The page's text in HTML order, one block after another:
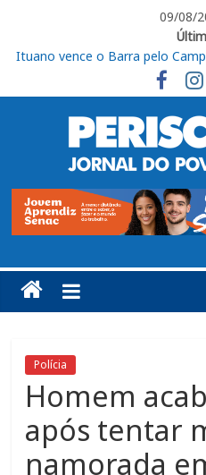
09/08/
José Renato Nalini: Teimosia
Obras de R$ 54 milhões
Moraes, em Cabreúva
Em casa, Ituano Sub-20 perde
Ituano quer união para vencer
Ituano vence o Barra pelo
Polícia
Homem
após tentar
namorada